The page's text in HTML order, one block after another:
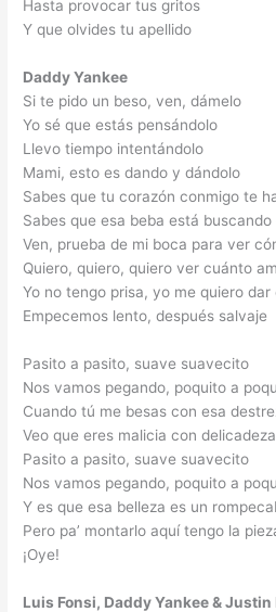
Hasta provocar tus gritos
Y que olvides tu apellido
Daddy Yankee
Si te pido un beso, ven, dámelo
Yo sé que estás pensándolo
Llevo tiempo intentándolo
Mami, esto es dando y dándolo
Sabes que tu corazón conmigo te
Sabes que esa beba está
Ven, prueba de mi boca para ver
Quiero, quiero, quiero ver cuánto
Yo no tengo prisa, yo me quiero dar
Empecemos lento, después salvaje
Pasito a pasito, suave suavecito
Nos vamos pegando, poquito a
Cuando tú me besas con esa
Veo que eres malicia con delicadeza
Pasito a pasito, suave suavecito
Nos vamos pegando, poquito a
Y es que esa belleza es un
Pero pa’ montarlo aquí tengo la
¡Oye!
Luis Fonsi, Daddy Yankee & Justin